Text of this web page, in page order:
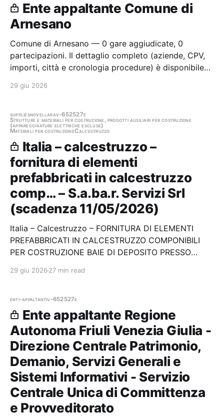
Ente appaltante Comune di
Arnesano
Comune di Arnesano — 0 gare aggiudicate, 0
partecipazioni. Il dettaglio completo (aziende, CPV,
importi, città e cronologia procedure) è disponibile
29 giu 2026
suppliesnovellarav-652527e
Strutture e materiali per costruzione, prodotti ausiliari per costruzione
(apparecchiature elettriche escluse)
Materiali per costruzioneCalcestruzzo
Italia – calcestruzzo –
fornitura di elementi
prefabbricati in calcestruzzo
comp… – S.a.ba.r. Servizi Srl
(scadenza 11/05/2026)
Italia – Calcestruzzo – FORNITURA DI ELEMENTI
PREFABBRICATI IN CALCESTRUZZO COMPONIBILI
PER COSTRUZIONE BAIE DI DEPOSITO PRESSO
COMUNE DI NOVELLARA (RE) Stazione appaltante:
aggiudicata
29 giu 2026 27 min read
enti-appaltantiv-652527e
Ente appaltante Regione
Autonoma Friuli Venezia Giulia -
Direzione Centrale Patrimonio,
Demanio, Servizi Generali e
Sistemi Informativi - Servizio
Centrale Unica di Committenza
e Provveditorato